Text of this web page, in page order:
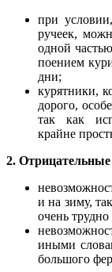
при
ручеек,
одной
поением
дни;
курятники,
дорого,
так как
крайне
2.
и на зиму,
очень трудно
иными
большого